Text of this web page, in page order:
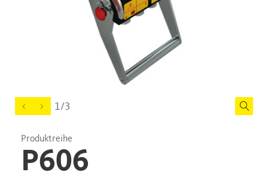
1/3
Produktreihe
P606